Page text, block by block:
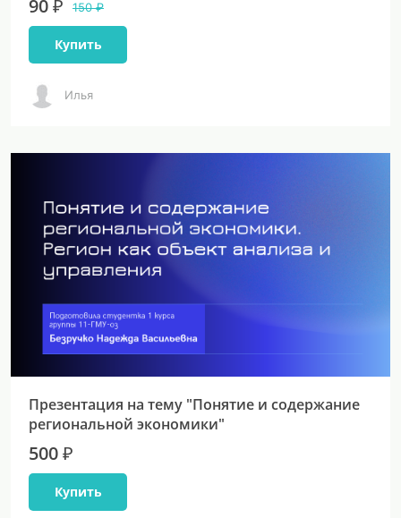
90 ₽ 150 ₽
Купить
Илья
Презентация на тему "Понятие и содержание
региональной экономики"
500 ₽
Купить